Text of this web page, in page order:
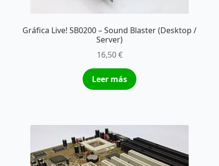
Gráfica Live! SB0200 – Sound Blaster (Desktop /
Server)
16,50€
Leer más